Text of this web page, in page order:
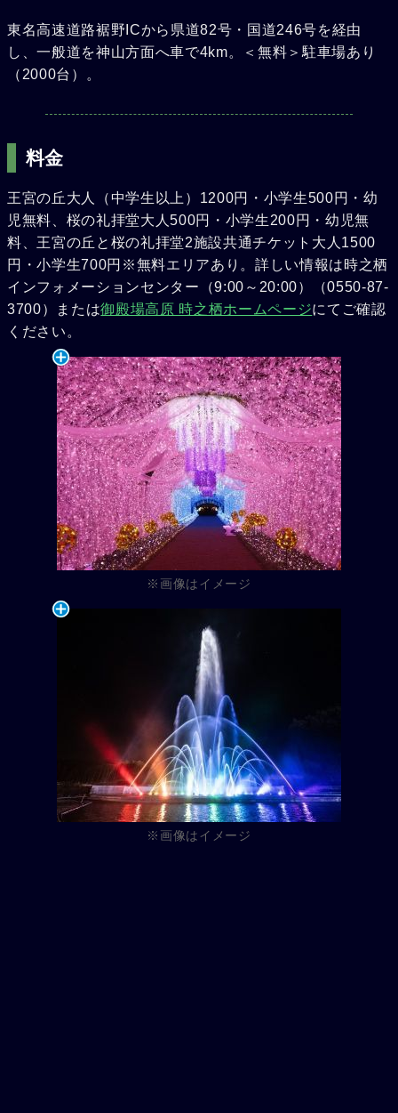
東名高速道路裾野ICから県道82号・国道246号を経由
し、一般道を神山方面へ車で4km。＜無料＞駐車場あり
（2000台）。
料金
王宮の丘大人（中学生以上）1200円・小学生500円・幼
児無料、桜の礼拝堂大人500円・小学生200円・幼児無
料、王宮の丘と桜の礼拝堂2施設共通チケット大人1500
円・小学生700円※無料エリアあり。詳しい情報は時之栖
インフォメーションセンター（9:00～20:00）（0550-87-
3700）または御殿場高原 時之栖ホームページにてご確認
ください。
※画像はイメージ
※画像はイメージ